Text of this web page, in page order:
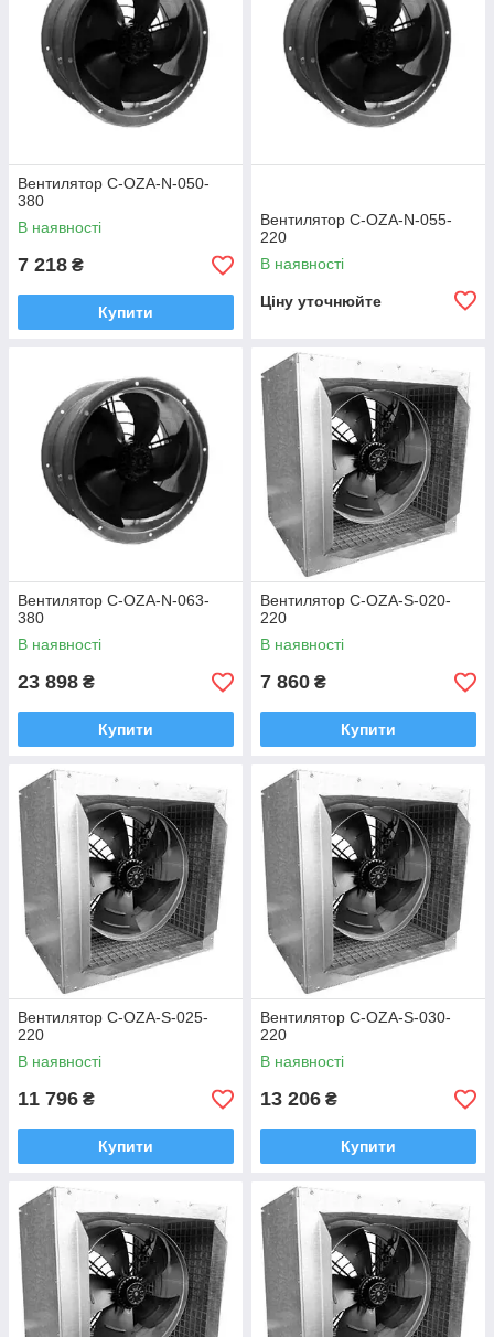
Вентилятор C-OZA-N-050-
380
В наявності
7 218 ₴
Купити
Вентилятор C-OZA-N-055-
220
В наявності
Ціну уточнюйте
Вентилятор C-OZA-N-063-
380
В наявності
23 898 ₴
Купити
Вентилятор C-OZA-S-020-
220
В наявності
7 860 ₴
Купити
Вентилятор C-OZA-S-025-
220
В наявності
11 796 ₴
Купити
Вентилятор C-OZA-S-030-
220
В наявності
13 206 ₴
Купити